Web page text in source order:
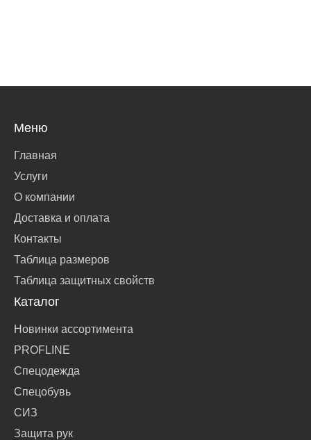
Меню
Главная
Услуги
О компании
Доставка и оплата
Контакты
Таблица размеров
Таблица защитных свойств
Каталог
Новинки ассортимента
PROFLINE
Спецодежда
Спецобувь
СИЗ
Защита рук